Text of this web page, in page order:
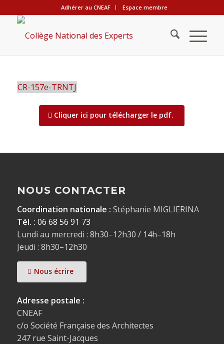
Adhérer au CNEAF Espace membre
CR-157e-TRNTJ
Cliquer ici pour télécharger le pdf.
NOUS CONTACTER
Coordination nationale : Stéphanie MIGLIERINA
Tél. : 06 68 56 91 73
Lundi au mercredi : 8h30–12h30 / 14h–18h
Jeudi : 8h30–12h30
Nous écrire
Adresse postale :
CNEAF
c/o Société Française des Architectes
247 rue Saint-Jacques